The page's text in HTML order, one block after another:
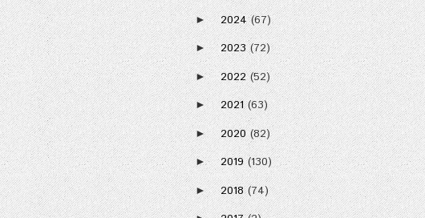
► 2024 (67)
► 2023 (72)
► 2022 (52)
► 2021 (63)
► 2020 (82)
► 2019 (130)
► 2018 (74)